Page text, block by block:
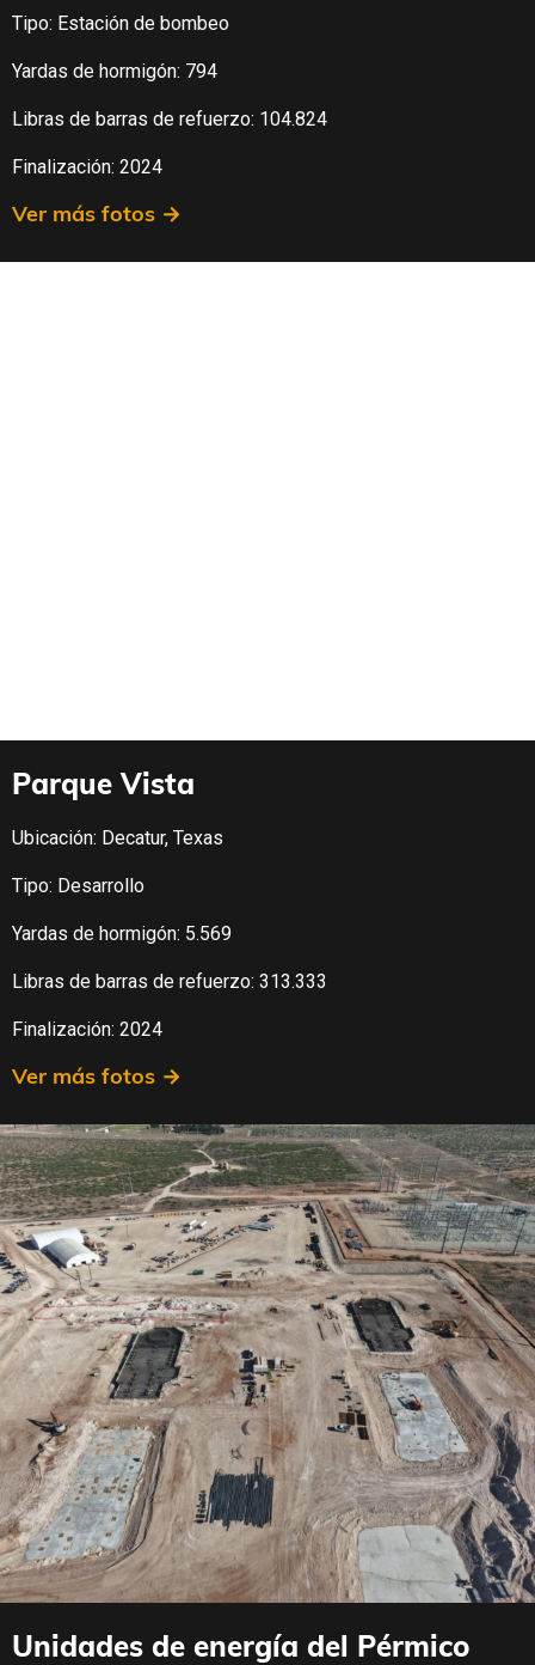
Tipo: Estación de bombeo
Yardas de hormigón: 794
Libras de barras de refuerzo: 104.824
Finalización: 2024
Ver más fotos →
Parque Vista
Ubicación: Decatur, Texas
Tipo: Desarrollo
Yardas de hormigón: 5.569
Libras de barras de refuerzo: 313.333
Finalización: 2024
Ver más fotos →
Unidades de energía del Pérmico